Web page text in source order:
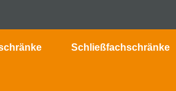
Schließfachschränke